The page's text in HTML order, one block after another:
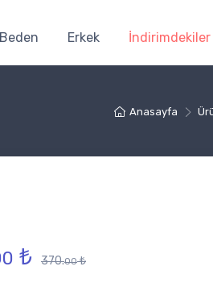
Erkek İndirimdekiler
Anasayfa
₺ 370.00₺